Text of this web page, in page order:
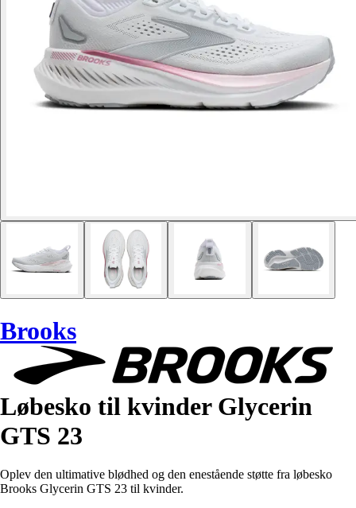
Brooks
Løbesko til kvinder Glycerin
GTS 23
Oplev den ultimative blødhed og den enestående støtte fra løbesko
Brooks Glycerin GTS 23 til kvinder.